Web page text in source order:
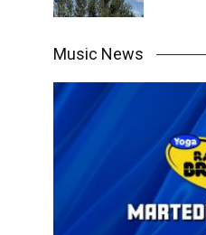
Music News